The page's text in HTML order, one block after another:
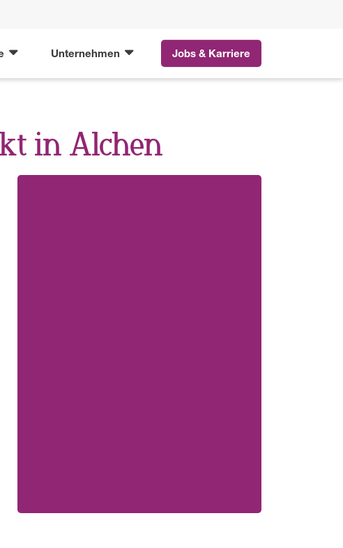
Unternehmen Jobs & Karriere
in Alchen